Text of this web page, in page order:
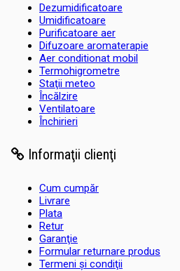
Dezumidificatoare
Umidificatoare
Purificatoare aer
Difuzoare aromaterapie
Aer conditionat mobil
Termohigrometre
Staţii meteo
Încălzire
Ventilatoare
Închirieri
Informaţii clienţi
Cum cumpăr
Livrare
Plata
Retur
Garanţie
Formular returnare produs
Termeni şi condiţii